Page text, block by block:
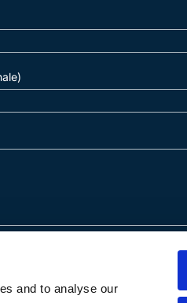
and to analyse our